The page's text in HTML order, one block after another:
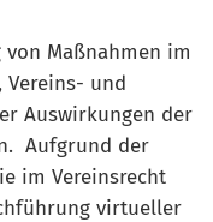
Maßnahmen im
Vereins- und
Auswirkungen der
Aufgrund der
im Vereinsrecht
virtueller